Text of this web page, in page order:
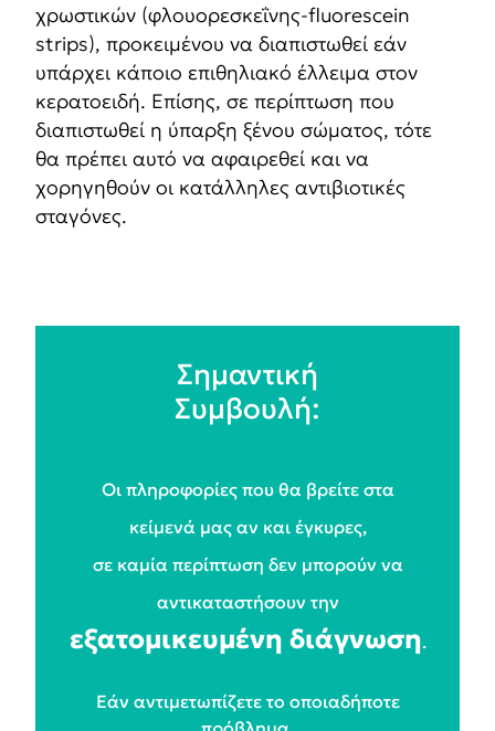
χρωστικών (φλουορεσκεΐνης-fluorescein
strips), προκειμένου να διαπιστωθεί εάν
υπάρχει κάποιο επιθηλιακό έλλειμα στον
κερατοειδή. Επίσης, σε περίπτωση που
διαπιστωθεί η ύπαρξη ξένου σώματος, τότε
θα πρέπει αυτό να αφαιρεθεί και να
χορηγηθούν οι κατάλληλες αντιβιοτικές
σταγόνες.
Σημαντική
Συμβουλή:
Οι πληροφορίες που θα βρείτε στα
κείμενά μας αν και έγκυρες,
σε καμία περίπτωση δεν μπορούν να
αντικαταστήσουν την
εξατομικευμένη διάγνωση.
Εάν αντιμετωπίζετε το οποιαδήποτε